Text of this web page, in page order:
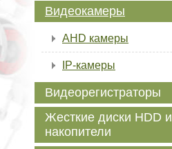
Видеокамеры
AHD камеры
IP-камеры
Видеорегистраторы
Жесткие диски HDD и
накопители